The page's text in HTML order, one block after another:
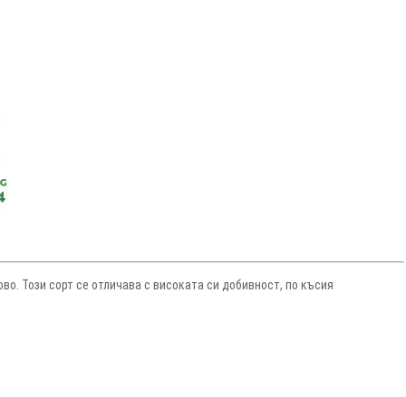
Този сорт се отличава с високата си добивност, по късия